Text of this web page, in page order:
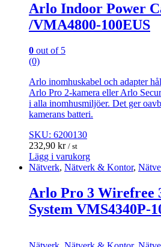
Arlo Indoor Power
/VMA4800-100EUS
0 out of 5
(0)
Arlo inomhuskabel och adapter
Arlo Pro 2-kamera eller Arlo
i alla inomhusmiljöer. Det ger
kamerans batteri.
SKU: 6200130
232,90 kr / st
Lägg i varukorg
Nätverk, Nätverk & Kontor,
Arlo Pro 3 Wirefree
System VMS4340P-